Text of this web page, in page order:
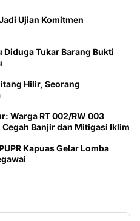
Ujian Komitmen
Tukar Barang Bukti
Hilir, Seorang
Warga RT 002/RW 003
Banjir dan Mitigasi Iklim
Kapuas Gelar Lomba